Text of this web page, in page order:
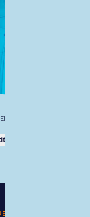
Eliška
více
VÝBĚROVÉHO ŘÍZENÍ